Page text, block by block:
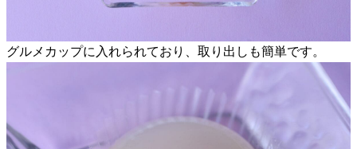
グルメカップに入れられており、取り出しも簡単です。